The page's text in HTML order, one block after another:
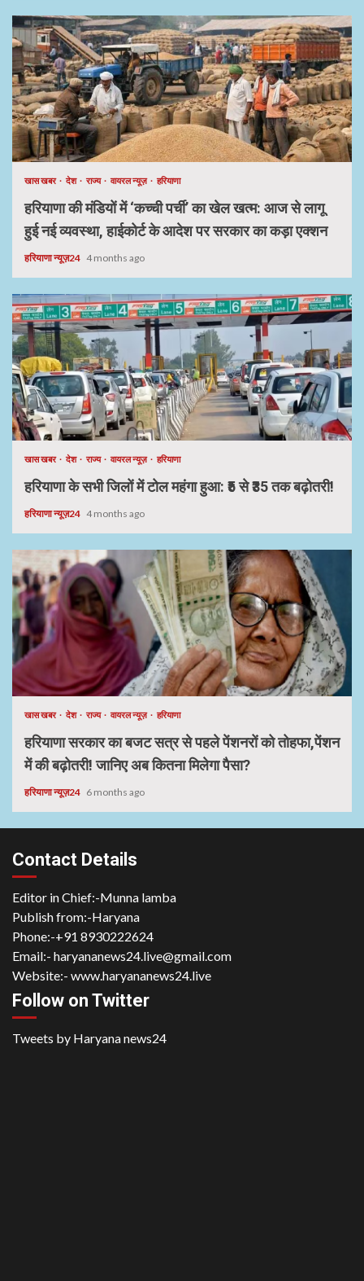
खास खबर देश राज्य वायरल न्यूज़ हरियाणा
हरियाणा की मंडियों में ‘कच्ची पर्ची’ का खेल खत्म: आज से लागू
हुई नई व्यवस्था, हाईकोर्ट के आदेश पर सरकार का कड़ा एक्शन
हरियाणा न्यूज़24 4 months ago
खास खबर देश राज्य वायरल न्यूज़ हरियाणा
हरियाणा के सभी जिलों में टोल महंगा हुआ: ₹5 से ₹35 तक बढ़ोतरी!
हरियाणा न्यूज़24 4 months ago
खास खबर देश राज्य वायरल न्यूज़ हरियाणा
हरियाणा सरकार का बजट सत्र से पहले पेंशनरों को तोहफा,पेंशन
में की बढ़ोतरी! जानिए अब कितना मिलेगा पैसा?
हरियाणा न्यूज़24 6 months ago
Contact Details
Editor in Chief:-Munna lamba
Publish from:-Haryana
Phone:-+91 8930222624
Email:- haryananews24.live@gmail.com
Website:- www.haryananews24.live
Follow on Twitter
Tweets by Haryana news24